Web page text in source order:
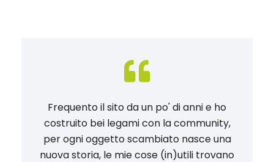
Frequento il sito da un po' di anni e ho
costruito bei legami con la community,
per ogni oggetto scambiato nasce una
nuova storia, le mie cose (in)utili trovano